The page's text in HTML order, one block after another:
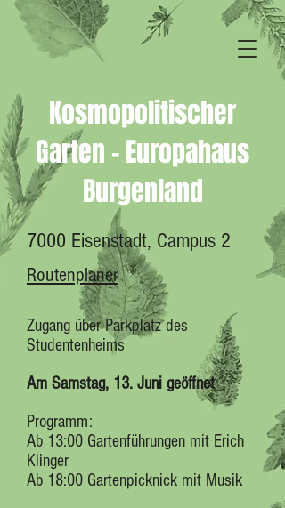
Kosmopolitischer
Garten - Europahaus
Burgenland
7000 Eisenstadt, Campus 2
Routenplaner
Zugang über Parkplatz des
Studentenheims
Am Samstag, 13. Juni geöffnet
Programm:
Ab 13:00 Gartenführungen mit Erich
Klinger
Ab 18:00 Gartenpicknick mit Musik